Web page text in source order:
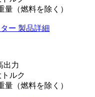
量（燃料を除く）
ー 製品詳細
出力
ルク
量（燃料を除く）